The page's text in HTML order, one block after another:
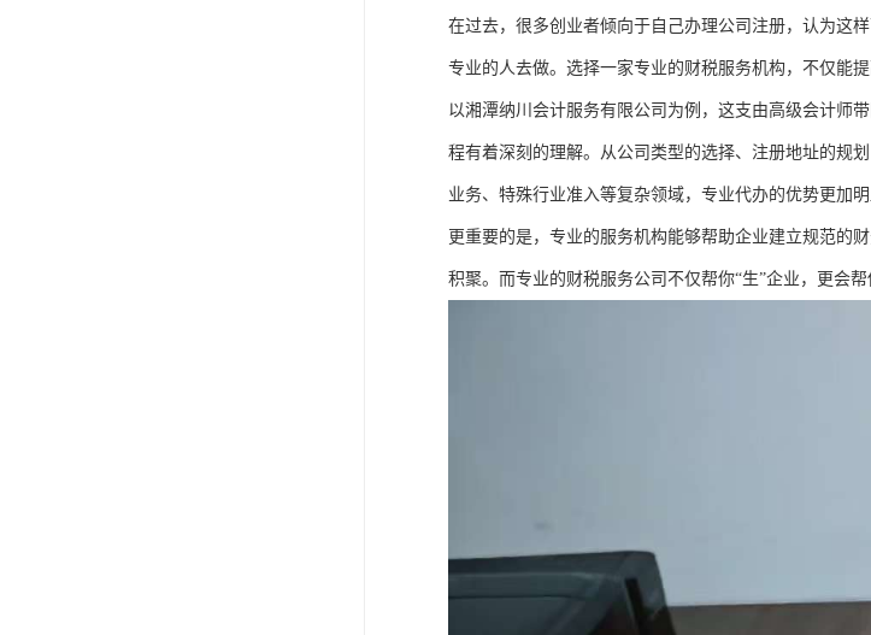
在过去，很多创业者倾向于自己办理公司注册，认为这
专业的人去做。选择一家专业的财税服务机构，不仅能
以湘潭纳川会计服务有限公司为例，这支由高级会计师
程有着深刻的理解。从公司类型的选择、注册地址的规
业务、特殊行业准入等复杂领域，专业代办的优势更加明
更重要的是，专业的服务机构能够帮助企业建立规范的
积聚。而专业的财税服务公司不仅帮你“生”企业，更会